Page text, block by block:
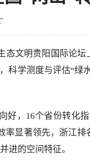
态文明贵阳国际论坛
科学测度与评估“绿
好，16个省份转化指
率显著领先，浙江排
进的空间特征。